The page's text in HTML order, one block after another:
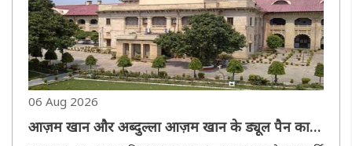
06 Aug 2026
आज़म खान और अब्दुल्ला आज़म खान के ड्यूल पैन कार्ड